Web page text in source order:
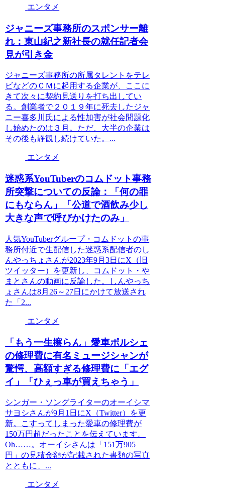
エンタメ
ジャニーズ事務所のスポンサー離
れ：東山紀之新社長の就任記者会
見が引き金
ジャニーズ事務所の所属タレントをテレ
ビなどのＣＭに起用する企業が、ここに
きて次々に契約見送りを打ち出してい
る。創業者で２０１９年に死去したジャ
ニー喜多川氏による性加害が社会問題化
し始めたのは３月。ただ、大半の企業は
その後も静観し続けていた。...
エンタメ
迷惑系YouTuberのコムドット事務
所突撃についての反論：「何の罪
にもならん」「公道で酒飲み少し
大きな声で呼びかけたのみ」
人気YouTuberグループ・コムドットの事
務所付近で生配信した迷惑系配信者のし
んやっちょさんが2023年9月3日にX（旧
ツイッター）を更新し、コムドット・や
まとさんの動画に反論した。しんやっち
ょさんは8月26～27日にかけて放送され
た「2...
エンタメ
「もう一生擦らん」愛車ポルシェ
の修理費に有名ミュージシャンが
驚愕、高額すぎる修理費に「エグ
イ」「ひぇっ車が買えちゃう」
シンガー・ソングライターのオーイシマ
サヨシさんが9月1日にX（Twitter）を更
新。こすってしまった愛車の修理費が
150万円超だったことを伝えています。
Oh……。オーイシさんは「151万905
円」の見積金額が記載された書類の写真
とともに、...
エンタメ